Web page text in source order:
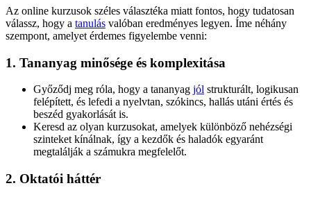
Az online kurzusok széles választéka miatt fontos, hogy tudatosan
válassz, hogy a tanulás valóban eredményes legyen. Íme néhány
szempont, amelyet érdemes figyelembe venni:
1. Tananyag minősége és komplexitása
Győződj meg róla, hogy a tananyag jól strukturált, logikusan
felépített, és lefedi a nyelvtan, szókincs, hallás utáni értés és
beszéd gyakorlását is.
Keresd az olyan kurzusokat, amelyek különböző nehézségi
szinteket kínálnak, így a kezdők és haladók egyaránt
megtalálják a számukra megfelelőt.
2. Oktatói háttér